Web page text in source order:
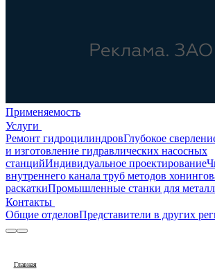
Применяемость
Услуги
Ремонт гидроцилиндровГлубокое
и изготовление гидравлических насосных
станцийИндивидуальное проектирование
внутреннего канала труб методов
раскаткиПромышленные станки для
Контакты
Общие отделовПредставители в других
Главная